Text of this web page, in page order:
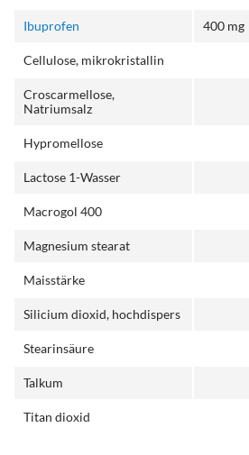
Ibuprofen 400 mg
Cellulose, mikrokristallin
Croscarmellose,
Natriumsalz
Hypromellose
Lactose 1-Wasser
Macrogol 400
Magnesium stearat
Maisstärke
Silicium dioxid, hochdispers
Stearinsäure
Talkum
Titan dioxid